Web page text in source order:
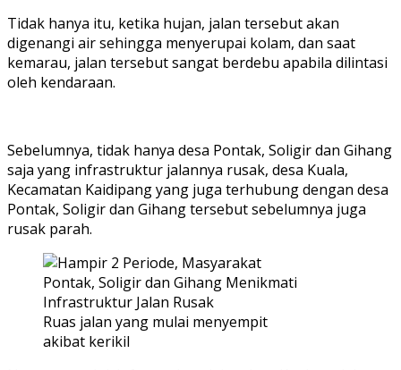
Tidak hanya itu, ketika hujan, jalan tersebut akan
digenangi air sehingga menyerupai kolam, dan saat
kemarau, jalan tersebut sangat berdebu apabila dilintasi
oleh kendaraan.
Sebelumnya, tidak hanya desa Pontak, Soligir dan Gihang
saja yang infrastruktur jalannya rusak, desa Kuala,
Kecamatan Kaidipang yang juga terhubung dengan desa
Pontak, Soligir dan Gihang tersebut sebelumnya juga
rusak parah.
Ruas jalan yang mulai menyempit
akibat kerikil